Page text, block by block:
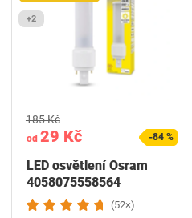
+2
od 29 Kč
185 Kč
-84 %
LED osvětlení Osram
4058075558564
(52×)